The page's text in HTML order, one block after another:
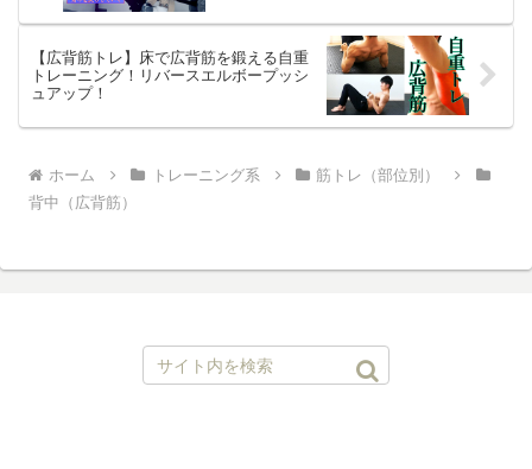
【広背筋トレ】床で広背筋を鍛える自重
トレーニング！リバースエルボープッシ
ュアップ！
ホーム トレーニング系
筋トレ（部位別）
背中（広背筋）